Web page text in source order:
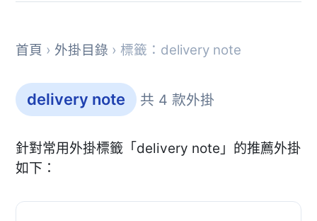
首頁 › 外掛目錄 › 標籤：delivery note
delivery note 共 4 款外掛
針對常用外掛標籤「delivery note」的推薦外掛
如下：